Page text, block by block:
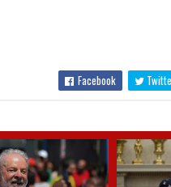
Facebook